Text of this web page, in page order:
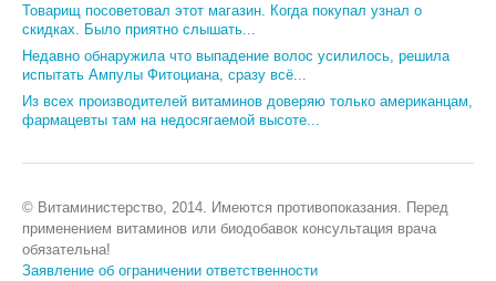
Товарищ посоветовал этот магазин. Когда покупал узнал о
скидках. Было приятно слышать...
Недавно обнаружила что выпадение волос усилилось, решила
испытать Ампулы Фитоциана, сразу всё...
Из всех производителей витаминов доверяю только американцам,
фармацевты там на недосягаемой высоте...
© Витаминистерство, 2014. Имеются противопоказания. Перед
применением витаминов или биодобавок консультация врача
обязательна!
Заявление об ограничении ответственности